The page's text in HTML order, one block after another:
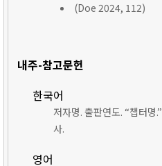
(Doe 2024, 112)
내주-참고문헌
한국어
저자명. 출판연도. “챕터명.”
사.
영어